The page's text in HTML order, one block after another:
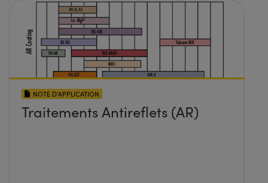
NOTE D’APPLICATION
Traitements Antireflets (AR)